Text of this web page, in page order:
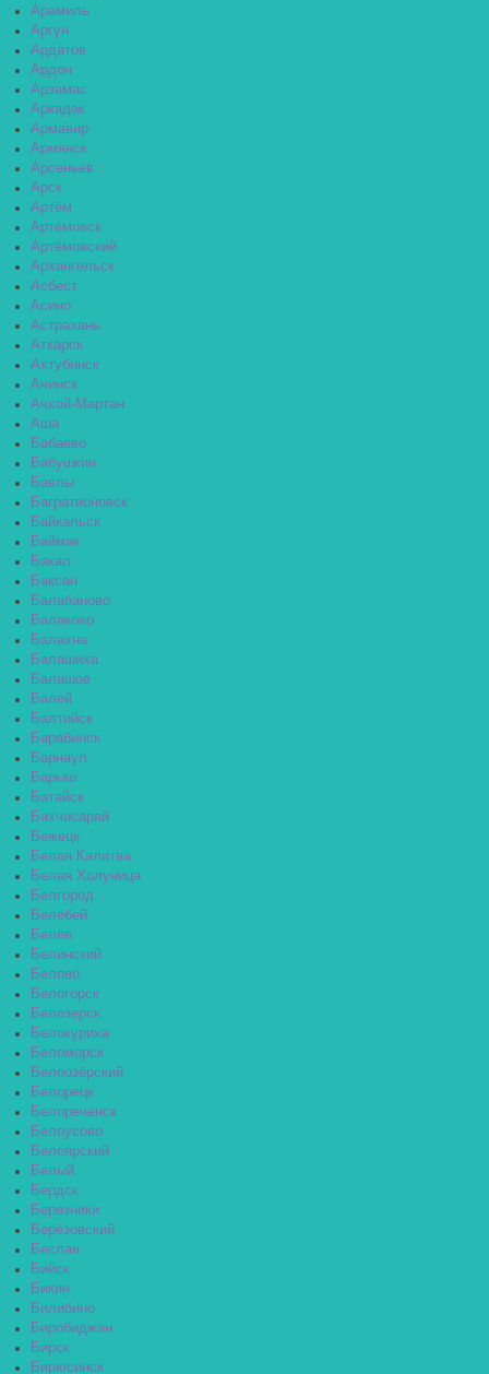
Арамиль
Аргун
Ардатов
Ардон
Арзамас
Аркадак
Армавир
Армянск
Арсеньев
Арск
Артём
Артёмовск
Артёмовский
Архангельск
Асбест
Асино
Астрахань
Аткарск
Ахтубинск
Ачинск
Ачхой-Мартан
Аша
Бабаево
Бабушкин
Бавлы
Багратионовск
Байкальск
Баймак
Бакал
Баксан
Балабаново
Балаково
Балахна
Балашиха
Балашов
Балей
Балтийск
Барабинск
Барнаул
Барыш
Батайск
Бахчисарай
Бежецк
Белая Калитва
Белая Холуница
Белгород
Белебей
Белёв
Белинский
Белово
Белогорск
Белозерск
Белокуриха
Беломорск
Белоозёрский
Белорецк
Белореченск
Белоусово
Белоярский
Белый
Бердск
Березники
Берёзовский
Беслан
Бийск
Бикин
Билибино
Биробиджан
Бирск
Бирюсинск